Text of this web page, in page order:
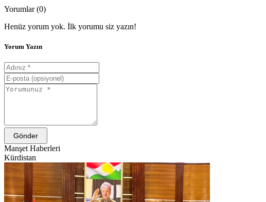
Yorumlar (0)
Henüz yorum yok. İlk yorumu siz yazın!
Yorum Yazın
Gönder
Manşet Haberleri
Kürdistan